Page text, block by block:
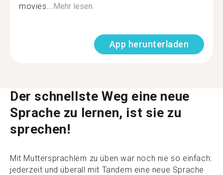
movies... Mehr lesen
App herunterladen
Der schnellste Weg eine neue
Sprache zu lernen, ist sie zu
sprechen!
Mit Muttersprachlern zu üben war noch nie so einfach:
jederzeit und überall mit Tandem eine neue Sprache